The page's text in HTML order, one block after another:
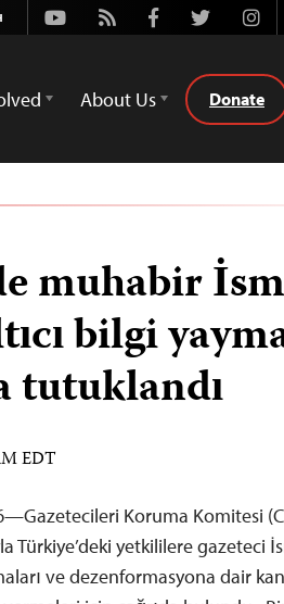
Youtube
Rss FacebookTwitter
About Us Donate
muhabir
bilgi
tutuklandı
EDT
Koruma Komitesi
Türkiye’deki yetkililere gazeteci
ve dezenformasyona dair